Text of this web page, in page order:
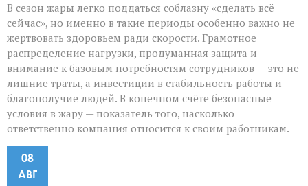
В сезон жары легко поддаться соблазну «сделать всё
сейчас», но именно в такие периоды особенно важно не
жертвовать здоровьем ради скорости. Грамотное
распределение нагрузки, продуманная защита и
внимание к базовым потребностям сотрудников — это не
лишние траты, а инвестиции в стабильность работы и
благополучие людей. В конечном счёте безопасные
условия в жару — показатель того, насколько
ответственно компания относится к своим работникам.
08
АВГ